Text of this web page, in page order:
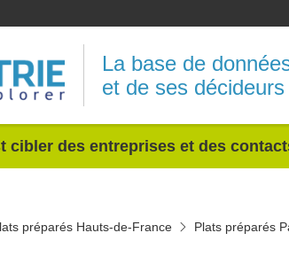
La base de
et de ses décideurs
cibler des entreprises et des
préparés Hauts-de-France Plats préparés